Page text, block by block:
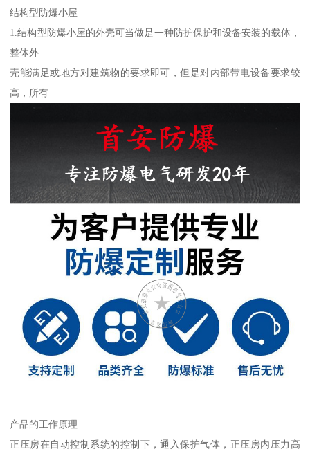
结构型防爆小屋
1.结构型防爆小屋的外壳可当做是一种防护保护和设备安装的载体，
整体外
壳能满足或地方对建筑物的要求即可，但是对内部带电设备要求较
高，所有
产品的工作原理
正压房在自动控制系统的控制下，通入保护气体，正压房内压力高